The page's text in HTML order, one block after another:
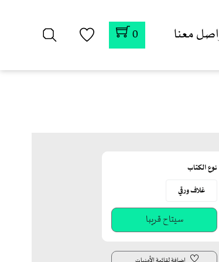
معنا 0
نوع الكتاب
غلاف ورقي